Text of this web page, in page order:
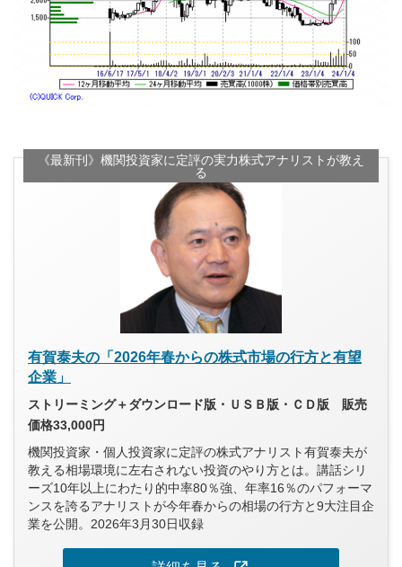
《最新刊》機関投資家に定評の実力株式アナリストが教え
る
有賀泰夫の「2026年春からの株式市場の行方と有望
企業」
ストリーミング＋ダウンロード版・ＵＳＢ版・ＣＤ版 販売
価格33,000円
機関投資家・個人投資家に定評の株式アナリスト有賀泰夫が
教える相場環境に左右されない投資のやり方とは。講話シリ
ーズ10年以上にわたり的中率80％強、年率16％のパフォーマ
ンスを誇るアナリストが今年春からの相場の行方と9大注目企
業を公開。2026年3月30日収録